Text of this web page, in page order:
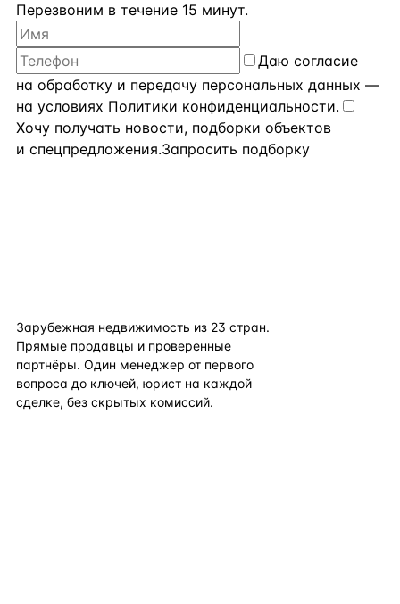
Перезвоним в течение 15 минут.
Даю согласие
на обработку и передачу персональных данных —
на условиях Политики конфиденциальности.
Хочу получать новости, подборки объектов
и спецпредложения.Запросить подборку
Зарубежная недвижимость из 23 стран.
Прямые продавцы и проверенные
партнёры. Один менеджер от первого
вопроса до ключей, юрист на каждой
сделке, без скрытых комиссий.